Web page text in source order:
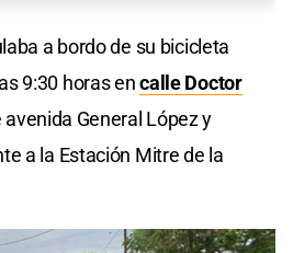
a bordo de su bicicleta
9:30 horas encalle Doctor
avenida General López y
a la Estación Mitre de la